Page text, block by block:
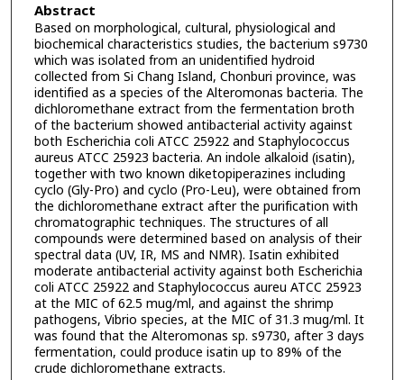
Abstract
Based on morphological, cultural, physiological and
biochemical characteristics studies, the bacterium s9730
which was isolated from an unidentified hydroid
collected from Si Chang Island, Chonburi province, was
identified as a species of the Alteromonas bacteria. The
dichloromethane extract from the fermentation broth
of the bacterium showed antibacterial activity against
both Escherichia coli ATCC 25922 and Staphylococcus
aureus ATCC 25923 bacteria. An indole alkaloid (isatin),
together with two known diketopiperazines including
cyclo (Gly-Pro) and cyclo (Pro-Leu), were obtained from
the dichloromethane extract after the purification with
chromatographic techniques. The structures of all
compounds were determined based on analysis of their
spectral data (UV, IR, MS and NMR). Isatin exhibited
moderate antibacterial activity against both Escherichia
coli ATCC 25922 and Staphylococcus aureu ATCC 25923
at the MIC of 62.5 mug/ml, and against the shrimp
pathogens, Vibrio species, at the MIC of 31.3 mug/ml. It
was found that the Alteromonas sp. s9730, after 3 days
fermentation, could produce isatin up to 89% of the
crude dichloromethane extracts.